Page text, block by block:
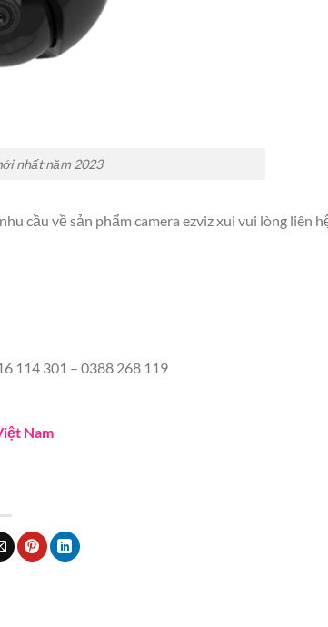
nhất năm 2023
cầu về sản phẩm camera ezviz xui vui lòng liên
114 301 – 0388 268 119
Nam